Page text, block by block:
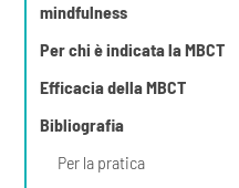
mindfulness
Per chi è indicata la MBCT
Efficacia della MBCT
Bibliografia
Per la pratica